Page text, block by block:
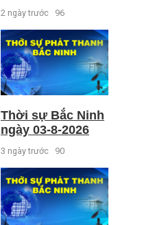
2 ngày trước 96
Thời sự Bắc Ninh
ngày 03-8-2026
3 ngày trước 90